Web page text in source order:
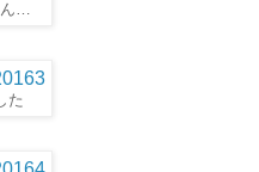
ん…
た